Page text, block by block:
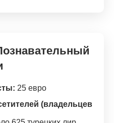
25 евро
(владельцев